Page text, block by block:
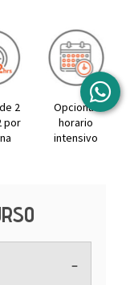
2
por
Opcional:
horario
intensivo